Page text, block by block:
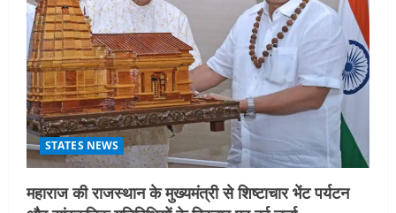
STATES NEWS
महाराज की राजस्थान के मुख्यमंत्री से शिष्टाचार भेंट पर्यटन